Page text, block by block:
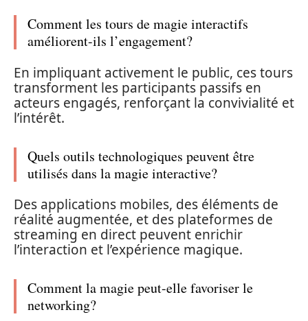
Comment les tours de magie interactifs
améliorent-ils l’engagement?
En impliquant activement le public, ces tours
transforment les participants passifs en
acteurs engagés, renforçant la convivialité et
l’intérêt.
Quels outils technologiques peuvent être
utilisés dans la magie interactive?
Des applications mobiles, des éléments de
réalité augmentée, et des plateformes de
streaming en direct peuvent enrichir
l’interaction et l’expérience magique.
Comment la magie peut-elle favoriser le
networking?